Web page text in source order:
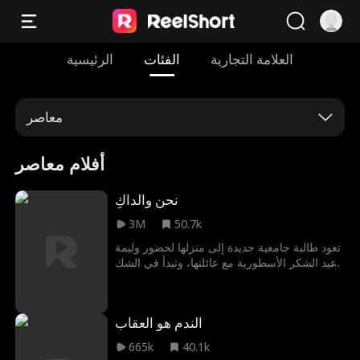
الرئيسية الفئات العلامة التجارية
معاصر
أفلام معاصر
نحن والداكِ
3M
50.7k
تعود طالبة جامعية جديدة إلى منزلها لحضور وليمة
عيد الشكر الأسطورية مع عائلتها، وتبدأ في الشك
الندم هو العقاب
665k
40.1k